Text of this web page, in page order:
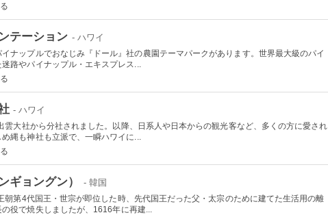
テーション - ハワイ
イナップルでおなじみ『ドール』社の農園テーマパークがあります。世界最大級のパイ
路やパイナップル・エキスプレス...
- ハワイ
雲大社から分社されました。以降、日系人や日本からの観光客など、多くの方に愛され
縄も神社も立派で、一瞬ハワイに...
ギョングン） - 韓国
朝第4代国王・世宗が即位した時、先代国王だった父・太宗のために建てた生活用の離
役で焼失しましたが、1616年に再建...